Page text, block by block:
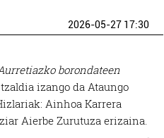
2026-05-27 17:30
borondateen
izango da Ataungo
Ainhoa Karrera
Aierbe Zurutuza erizaina.